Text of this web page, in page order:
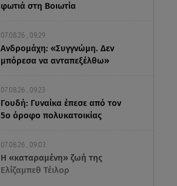
φωτιά στη Βοιωτία
07.08.26 , 09:29
Ανδρομάχη: «Συγγνώμη. Δεν
μπόρεσα να ανταπεξέλθω»
07.08.26 , 09:23
Γουδή: Γυναίκα έπεσε από τον
5ο όροφο πολυκατοικίας
07.08.26 , 09:03
Η «καταραμένη»​​​​​​​ ζωή της
Ελίζαμπεθ Τέιλορ